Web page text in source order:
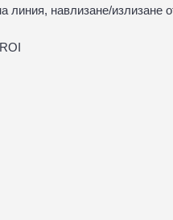
линия, навлизане/излизане